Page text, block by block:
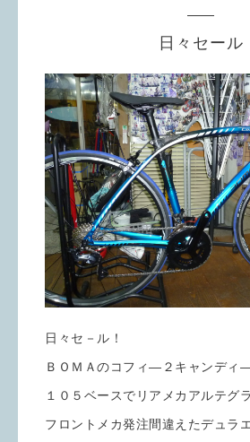
日々セール
日々セ－ル！
ＢＯＭＡのコフィ―２キャンディ―
１０５ベースでリアメカアルテグラ
フロントメカ発注間違えたデュラ